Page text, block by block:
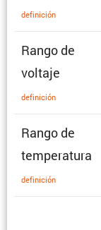
defini­ción
Rango de
voltaje
defini­ción
Rango de
temperatura
defini­ción